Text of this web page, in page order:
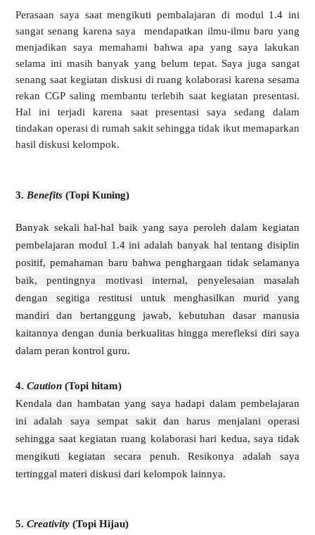
Perasaan saya saat mengikuti pembalajaran di modul 1.4 ini
sangat senang karena saya mendapatkan ilmu-ilmu baru yang
menjadikan saya memahami bahwa apa yang saya lakukan
selama ini masih banyak yang belum tepat. Saya juga sangat
senang saat kegiatan diskusi di ruang kolaborasi karena sesama
rekan CGP saling membantu terlebih saat kegiatan presentasi.
Hal ini terjadi karena saat presentasi saya sedang dalam
tindakan operasi di rumah sakit sehingga tidak ikut memaparkan
hasil diskusi kelompok.
3. Benefits (Topi Kuning)
Banyak sekali hal-hal baik yang saya peroleh dalam kegiatan
pembelajaran modul 1.4 ini adalah banyak hal tentang disiplin
positif, pemahaman baru bahwa penghargaan tidak selamanya
baik, pentingnya motivasi internal, penyelesaian masalah
dengan segitiga restitusi untuk menghasilkan murid yang
mandiri dan bertanggung jawab, kebutuhan dasar manusia
kaitannya dengan dunia berkualitas hingga merefleksi diri saya
dalam peran kontrol guru.
4. Caution (Topi hitam)
Kendala dan hambatan yang saya hadapi dalam pembelajaran
ini adalah saya sempat sakit dan harus menjalani operasi
sehingga saat kegiatan ruang kolaborasi hari kedua, saya tidak
mengikuti kegiatan secara penuh. Resikonya adalah saya
tertinggal materi diskusi dari kelompok lainnya.
5. Creativity (Topi Hijau)